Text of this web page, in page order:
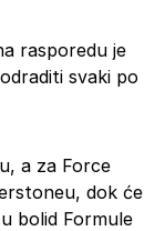
rasporedu je
svaki po
a za Force
dok će
bolid Formule